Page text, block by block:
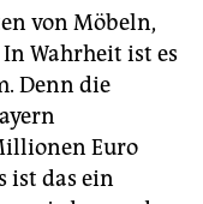
von Möbeln,
Wahrheit ist es
Denn die
Euro
ist das ein